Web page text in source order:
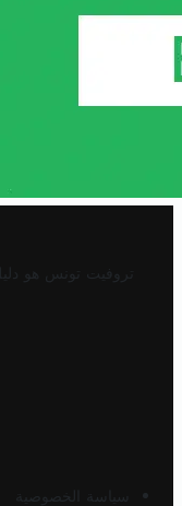
تروفيت تونس هو
سياسة الخصوصية